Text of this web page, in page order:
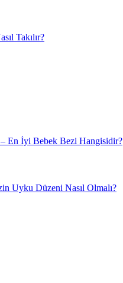
Takılır?
En İyi Bebek Bezi Hangisidir?
Uyku Düzeni Nasıl Olmalı?